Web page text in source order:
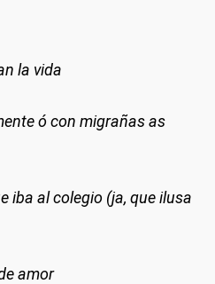
la vida
ó con migrañas as
iba al colegio (ja, que ilusa
amor